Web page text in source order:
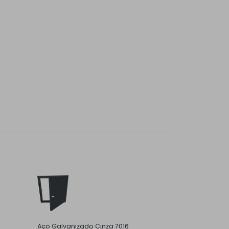
Aço Galvanizado Cinza 7016